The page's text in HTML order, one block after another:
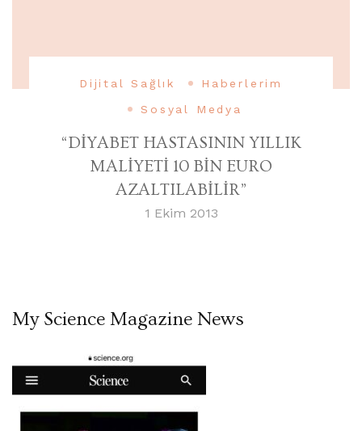
Dijital Sağlık
Haberlerim
Sosyal Medya
“DİYABET HASTASININ YILLIK
MALİYETİ 10 BİN EURO
AZALTILABİLİR”
1 Ekim 2013
My Science Magazine News